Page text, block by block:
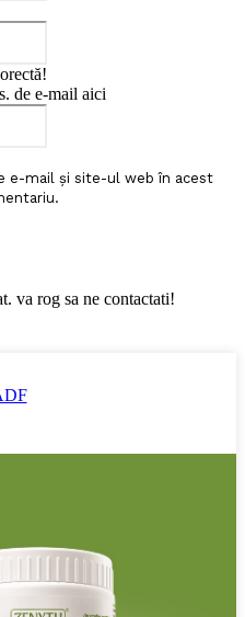
de e-mail aici
e-mail și site-ul web în acest
va rog sa ne contactati!